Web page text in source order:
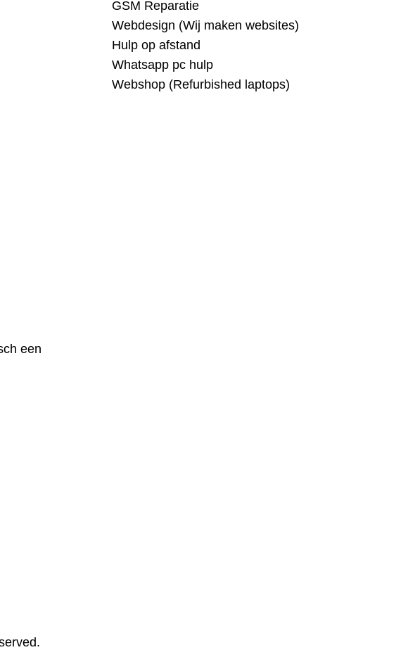
een
GSM Reparatie
Webdesign (Wij maken websites)
Hulp op afstand
Whatsapp pc hulp
Webshop (Refurbished laptops)